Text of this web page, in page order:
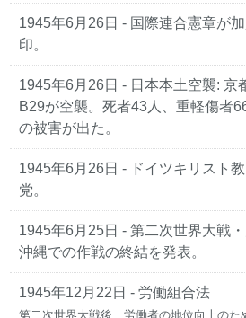
1945年6月26日 - 国際連合憲章が
印。
1945年6月26日 - 日本本土空襲: 京
B29が空襲。死者43人、重軽傷者
の被害が出た。
1945年6月26日 - ドイツキリスト
党。
1945年6月25日 - 第二次世界大戦
沖縄での作戦の終結を発表。
1945年12月22日 - 労働組合法
第二次世界大戦後、労働者の地位向上のた